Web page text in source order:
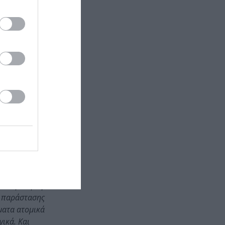
ένας
και
μισητός
σήμερα,
ποτέ ένα
μιλάμε για
παράστασης
ατομικά
Και